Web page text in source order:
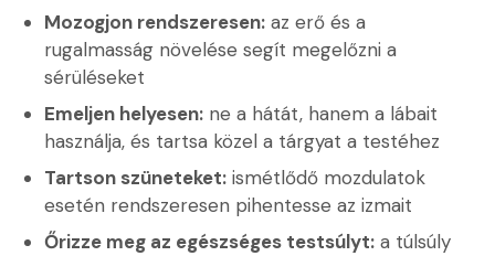
Mozogjon rendszeresen: az erő és a
rugalmasság növelése segít megelőzni a
sérüléseket
Emeljen helyesen: ne a hátát, hanem a lábait
használja, és tartsa közel a tárgyat a testéhez
Tartson szüneteket: ismétlődő mozdulatok
esetén rendszeresen pihentesse az izmait
Őrizze meg az egészséges testsúlyt: a túlsúly